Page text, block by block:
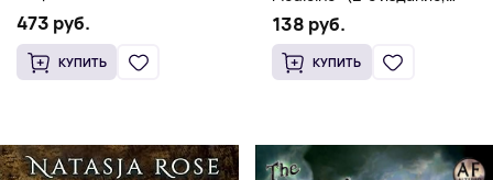
(Мягкий переплет,
Английский язык)
473 руб.
КУПИТЬ
Мягкая обложка) Dr. Thomas
Watchman
138 руб.
КУПИТЬ